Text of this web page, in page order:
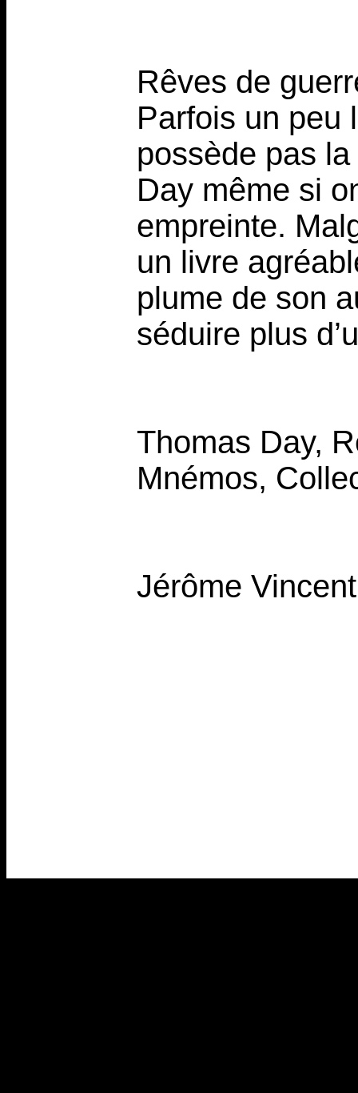
Rêves de
Parfois un peu
possède pas
Day même si
empreinte.
un livre
plume de son
séduire plus
Thomas Day,
Mnémos,
Jérôme Vincent